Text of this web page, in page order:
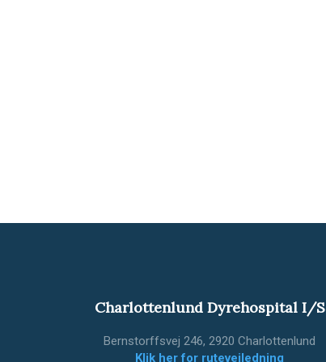
Charlottenlund Dyrehospital I/S
Bernstorffsvej 246, 2920 Charlottenlund
Klik her for rutevejledning